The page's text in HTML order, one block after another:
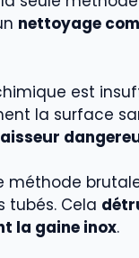
nettoyage
est
la surface
méthode
tubés. Cela
la gaine inox.